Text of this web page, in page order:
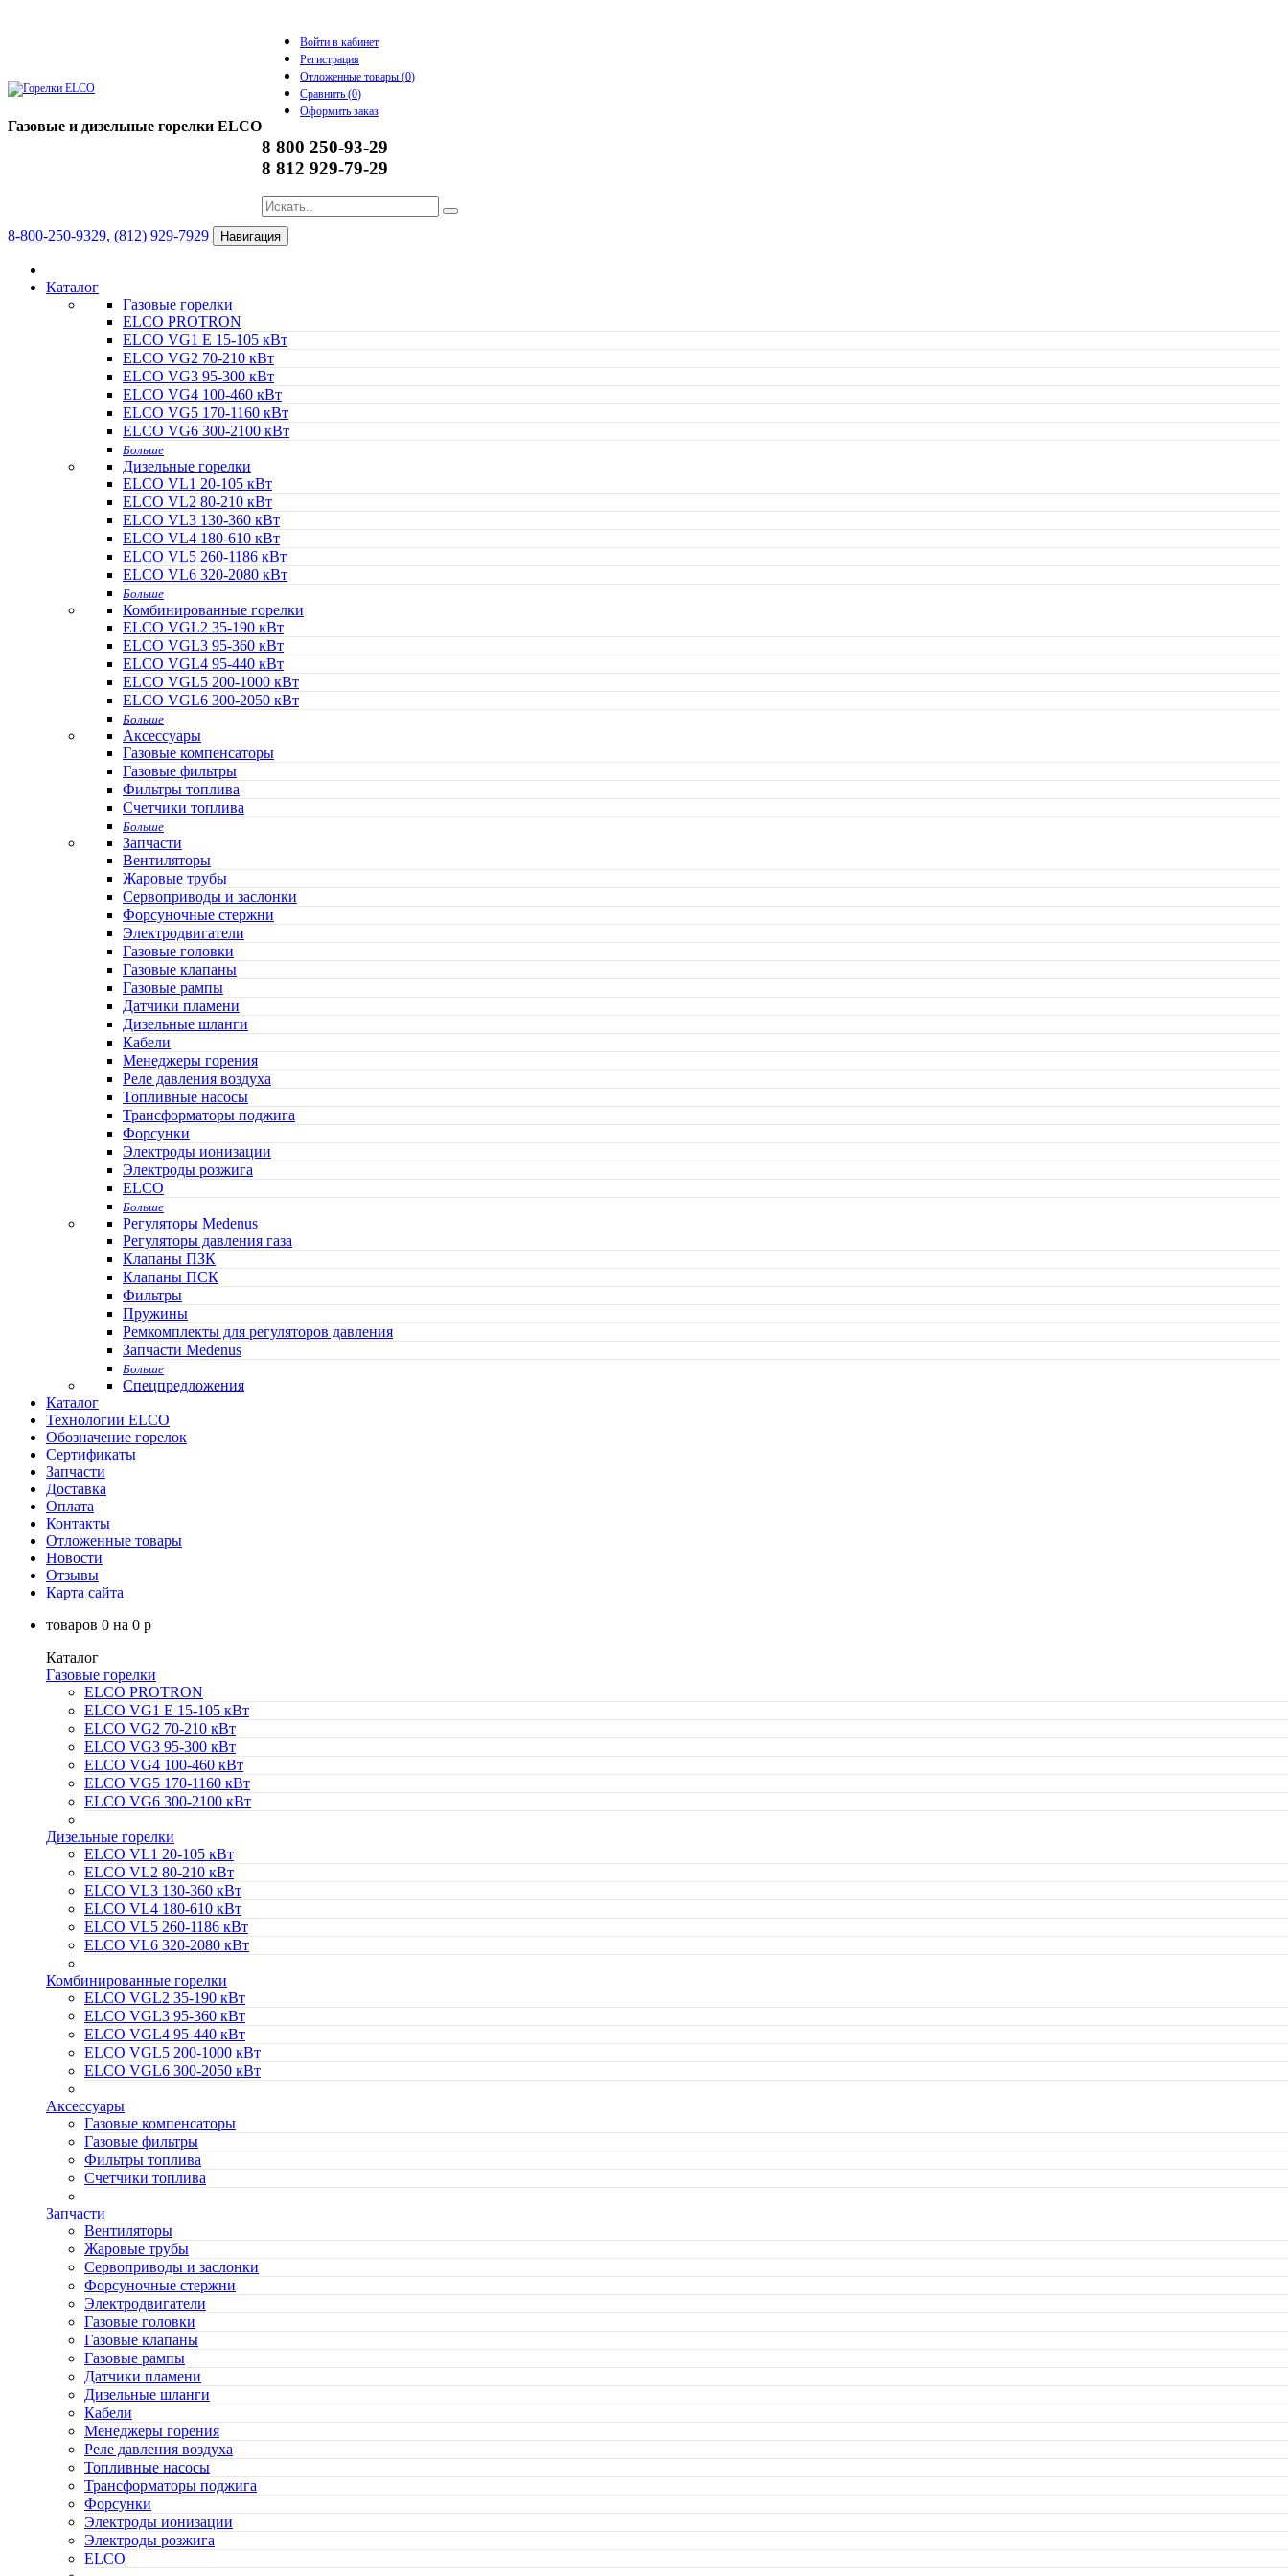
Газовые и дизельные горелки ELCO
Войти в кабинет
Регистрация
Отложенные товары (0)
Сравнить (0)
Оформить заказ
8 800 250-93-29
8 812 929-79-29
8-800-250-9329, (812) 929-7929 Навигация
Каталог
Газовые горелки
ELCO PROTRON
ELCO VG1 E 15-105 кВт
ELCO VG2 70-210 кВт
ELCO VG3 95-300 кВт
ELCO VG4 100-460 кВт
ELCO VG5 170-1160 кВт
ELCO VG6 300-2100 кВт
Больше
Дизельные горелки
ELCO VL1 20-105 кВт
ELCO VL2 80-210 кВт
ELCO VL3 130-360 кВт
ELCO VL4 180-610 кВт
ELCO VL5 260-1186 кВт
ELCO VL6 320-2080 кВт
Больше
Комбинированные горелки
ELCO VGL2 35-190 кВт
ELCO VGL3 95-360 кВт
ELCO VGL4 95-440 кВт
ELCO VGL5 200-1000 кВт
ELCO VGL6 300-2050 кВт
Больше
Аксессуары
Газовые компенсаторы
Газовые фильтры
Фильтры топлива
Счетчики топлива
Больше
Запчасти
Вентиляторы
Жаровые трубы
Сервоприводы и заслонки
Форсуночные стержни
Электродвигатели
Газовые головки
Газовые клапаны
Газовые рампы
Датчики пламени
Дизельные шланги
Кабели
Менеджеры горения
Реле давления воздуха
Топливные насосы
Трансформаторы поджига
Форсунки
Электроды ионизации
Электроды розжига
ELCO
Больше
Регуляторы Medenus
Регуляторы давления газа
Клапаны ПЗК
Клапаны ПСК
Фильтры
Пружины
Ремкомплекты для регуляторов давления
Запчасти Medenus
Больше
Спецпредложения
Каталог
Технологии ELCO
Обозначение горелок
Сертификаты
Запчасти
Доставка
Оплата
Контакты
Отложенные товары
Новости
Отзывы
Карта сайта
товаров 0 на 0 p
Каталог
Газовые горелки
ELCO PROTRON
ELCO VG1 E 15-105 кВт
ELCO VG2 70-210 кВт
ELCO VG3 95-300 кВт
ELCO VG4 100-460 кВт
ELCO VG5 170-1160 кВт
ELCO VG6 300-2100 кВт
Дизельные горелки
ELCO VL1 20-105 кВт
ELCO VL2 80-210 кВт
ELCO VL3 130-360 кВт
ELCO VL4 180-610 кВт
ELCO VL5 260-1186 кВт
ELCO VL6 320-2080 кВт
Комбинированные горелки
ELCO VGL2 35-190 кВт
ELCO VGL3 95-360 кВт
ELCO VGL4 95-440 кВт
ELCO VGL5 200-1000 кВт
ELCO VGL6 300-2050 кВт
Аксессуары
Газовые компенсаторы
Газовые фильтры
Фильтры топлива
Счетчики топлива
Запчасти
Вентиляторы
Жаровые трубы
Сервоприводы и заслонки
Форсуночные стержни
Электродвигатели
Газовые головки
Газовые клапаны
Газовые рампы
Датчики пламени
Дизельные шланги
Кабели
Менеджеры горения
Реле давления воздуха
Топливные насосы
Трансформаторы поджига
Форсунки
Электроды ионизации
Электроды розжига
ELCO